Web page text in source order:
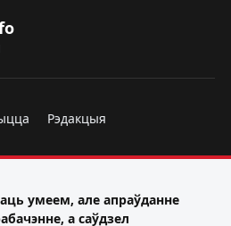
Рэдакцыя
умеем, але апраўданне
а саўдзел